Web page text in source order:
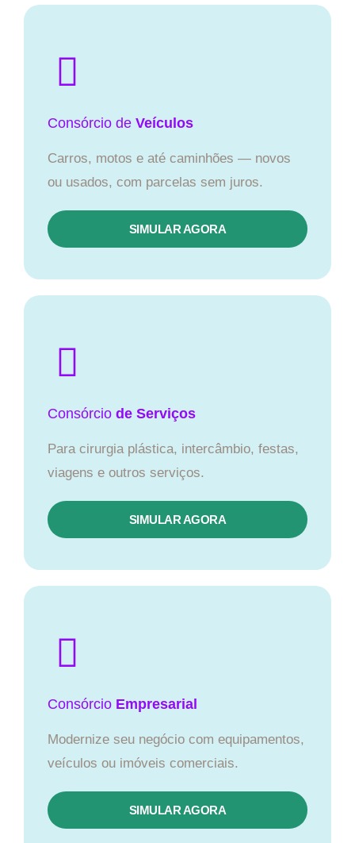
Consórcio de Veículos
Carros, motos e até caminhões — novos
ou usados, com parcelas sem juros.
SIMULAR AGORA
Consórcio de Serviços
Para cirurgia plástica, intercâmbio, festas,
viagens e outros serviços.
SIMULAR AGORA
Consórcio Empresarial
Modernize seu negócio com equipamentos,
veículos ou imóveis comerciais.
SIMULAR AGORA